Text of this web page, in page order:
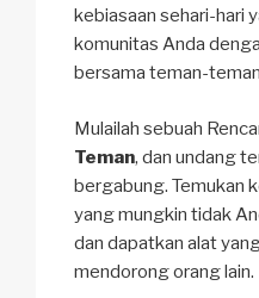
kebiasaan sehari-hari
komunitas Anda
bersama teman-
Mulailah sebuah
Teman, dan undang
bergabung. Temukan
yang mungkin tidak
dan dapatkan alat
mendorong orang lain.